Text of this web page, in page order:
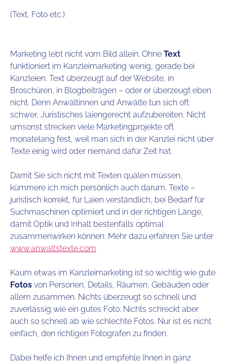
(Text, Foto etc.)
Marketing lebt nicht vom Bild allein. Ohne Text
funktioniert im Kanzleimarketing wenig, gerade bei
Kanzleien. Text überzeugt auf der Website, in
Broschüren, in Blogbeiträgen – oder er überzeugt eben
nicht. Denn Anwältinnen und Anwälte tun sich oft
schwer, Juristisches laiengerecht aufzubereiten. Nicht
umsonst strecken viele Marketingprojekte oft
monatelang fest, weil man sich in der Kanzlei nicht über
Texte einig wird oder niemand dafür Zeit hat.
Damit Sie sich nicht mit Texten quälen müssen,
kümmere ich mich persönlich auch darum. Texte –
juristisch korrekt, für Laien verständlich, bei Bedarf für
Suchmaschinen optimiert und in der richtigen Länge,
damit Optik und Inhalt bestenfalls optimal
zusammenwirken können. Mehr dazu erfahren Sie unter
www.anwaltstexte.com
Kaum etwas im Kanzleimarketing ist so wichtig wie gute
Fotos von Personen, Details, Räumen, Gebäuden oder
allem zusammen. Nichts überzeugt so schnell und
zuverlässig wie ein gutes Foto. Nichts schreckt aber
auch so schnell ab wie schlechte Fotos. Nur ist es nicht
einfach, den richtigen Fotografen zu finden.
Dabei helfe ich Ihnen und empfehle Ihnen in ganz